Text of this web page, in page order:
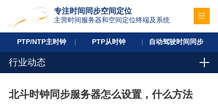
专注时间同步空间定位
主营时间服务器和空间定位终端及系统
PTP/NTP主时钟 PTP从时钟 自动驾驶时间同步
行业动态
北斗时钟同步服务器怎么设置，什么方法